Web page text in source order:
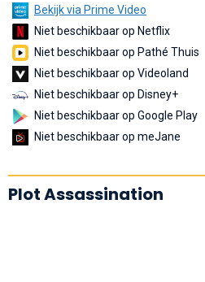
Bekijk via Prime Video
Niet beschikbaar op Netflix
Niet beschikbaar op Pathé Thuis
Niet beschikbaar op Videoland
Niet beschikbaar op Disney+
Niet beschikbaar op Google Play
Niet beschikbaar op meJane
Plot Assassination